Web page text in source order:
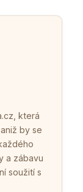
která
by se
a zábavu
soužití s